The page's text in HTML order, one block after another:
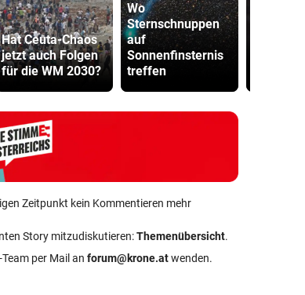
Hat Ceuta-Chaos
jetzt auch Folgen
für die WM 2030?
Wo
Sternschnuppen
auf
Sonnenfinsternis
treffen
Zeitpunkt kein Kommentieren mehr
Story mitzudiskutieren:Themenübersicht.
per Mail an forum@krone.atwenden.